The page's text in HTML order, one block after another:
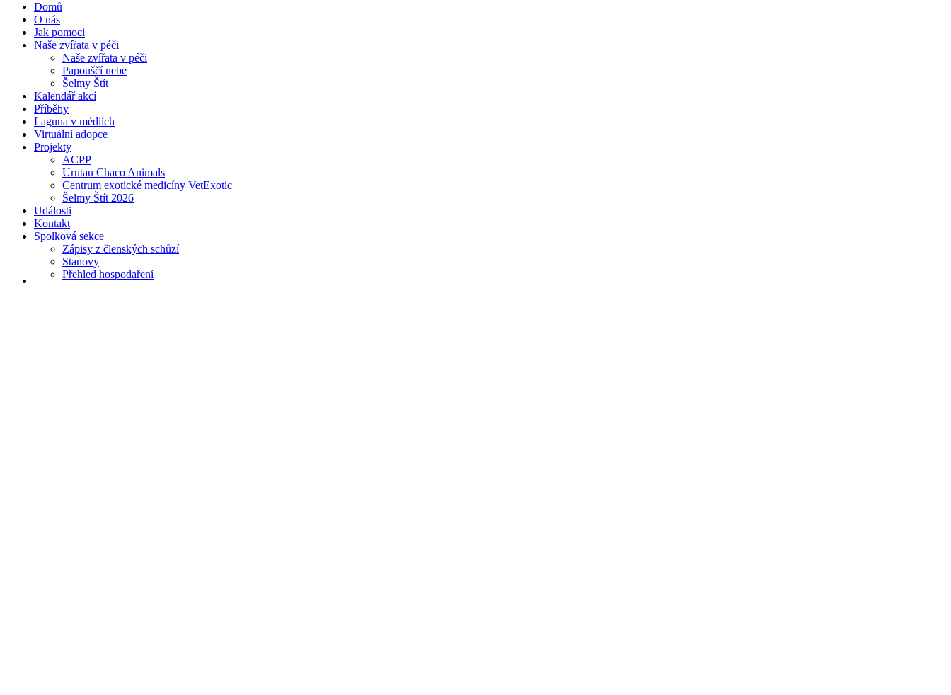
Domů
O nás
Jak pomoci
Naše zvířata v péči
Naše zvířata v péči
Papouščí nebe
Šelmy Štít
Kalendář akcí
Příběhy
Laguna v médiích
Virtuální adopce
Projekty
ACPP
Urutau Chaco Animals
Centrum exotické medicíny VetExotic
Šelmy Štít 2026
Události
Kontakt
Spolková sekce
Zápisy z členských schůzí
Stanovy
Přehled hospodaření